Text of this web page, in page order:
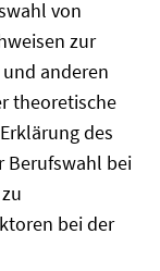
von
zur
anderen
theoretische
des
Berufswahl bei
bei der